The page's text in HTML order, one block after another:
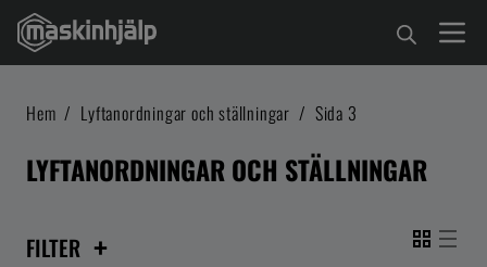
Hem / Lyftanordningar och ställningar / Sida 3
LYFTANORDNINGAR OCH STÄLLNINGAR
FILTER +